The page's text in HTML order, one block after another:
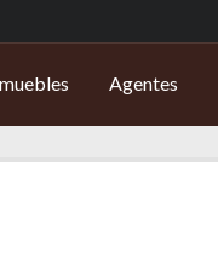
Agentes